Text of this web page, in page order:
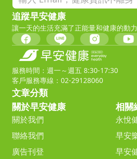
追蹤早安健康
讓一天的生活充滿了正能量和健康的動力
服務時間：週一～週五 8:30-17:30
客戶服務專線：02-29128060
文章分類
關於早安健康
關於我們
聯絡我們
廣告刊登
相關
永悅
早安
早安